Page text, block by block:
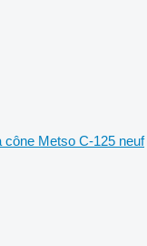
cône Metso C-125 neuf